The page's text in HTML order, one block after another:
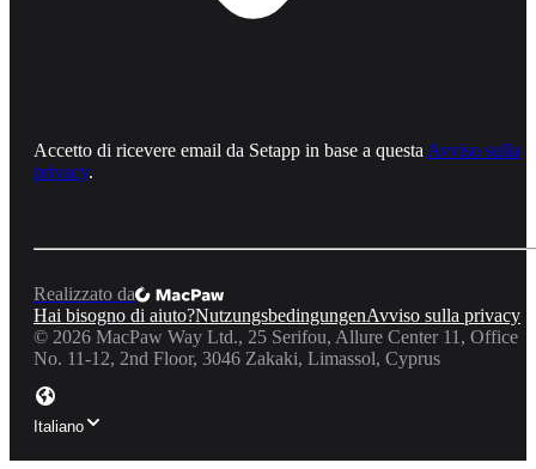
Accetto di ricevere email da Setapp in base a questa Avviso sulla
privacy.
Realizzato da
Hai bisogno di aiuto?NutzungsbedingungenAvviso sulla privacy
© 2026 MacPaw Way Ltd., 25 Serifou, Allure Center 11, Office
No. 11-12, 2nd Floor, 3046 Zakaki, Limassol, Cyprus
Italiano